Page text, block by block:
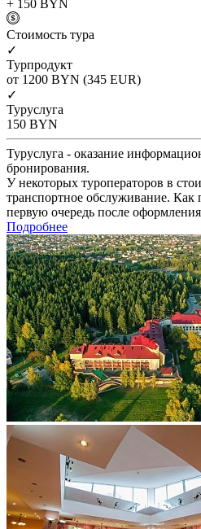
+ 150 BYN
Cтоимость тура
✓
Турпродукт
от 1200 BYN (345 EUR)
✓
Туруслуга
150 BYN
Туруслуга - оказание
бронирования.
У некоторых туроператоров в
транспортное обслуживание. Как
первую очередь после
Подробнее